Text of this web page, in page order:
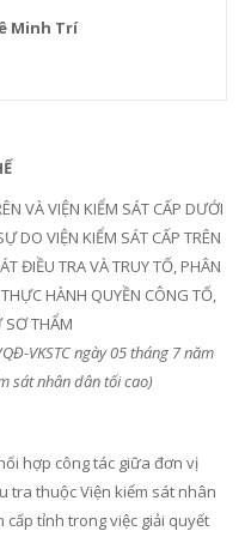
Minh Trí
VÀ VIỆN KIỂM SÁT CẤP DƯỚI
DO VIỆN KIỂM SÁT CẤP TRÊN
ĐIỀU TRA VÀ TRUY TỐ, PHÂN
HÀNH QUYỀN CÔNG TỐ,
SƠ THẨM
QĐ-VKSTC ngày05 tháng7năm
sát nhân dân tối cao)
hợp công tác giữa đơn vị
tra thuộc Viện kiểm sát nhân
cấp tỉnh trong việc giải quyết